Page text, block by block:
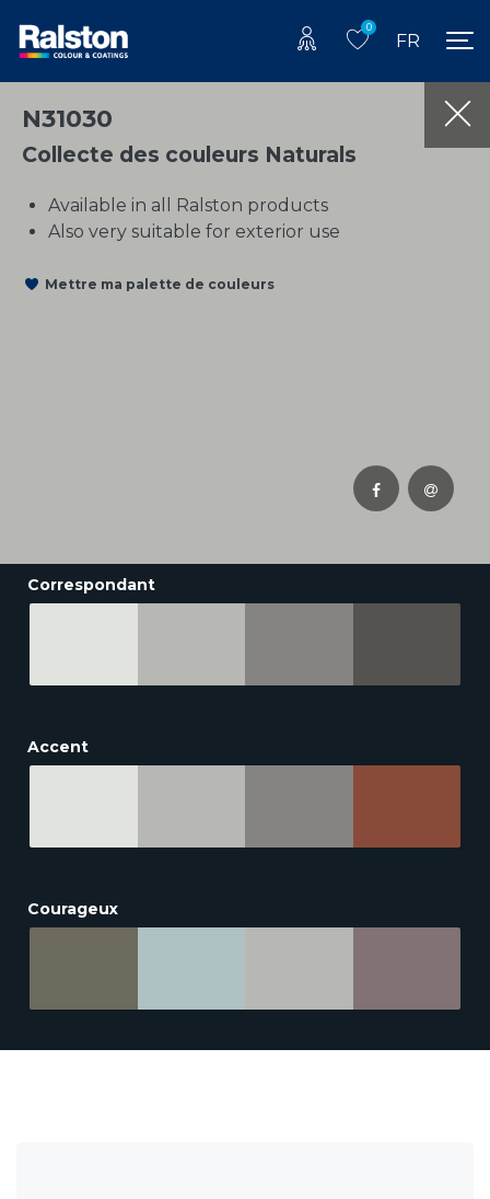
0
FR
N31030
Collecte des couleurs Naturals
Available in all Ralston products
Also very suitable for exterior use
Mettre ma palette de couleurs
Correspondant
Accent
Courageux